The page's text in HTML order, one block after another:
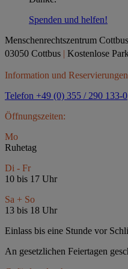
Spenden und helfen!
Menschenrechtszentrum
03050 Cottbus | Kostenlose
Information und
Telefon +49 (0) 355 / 290 133-0
Öffnungszeiten:
Mo
Ruhetag
Di - Fr
10 bis 17 Uhr
Sa + So
13 bis 18 Uhr
Einlass bis eine Stunde vor
An gesetzlichen Feiertagen